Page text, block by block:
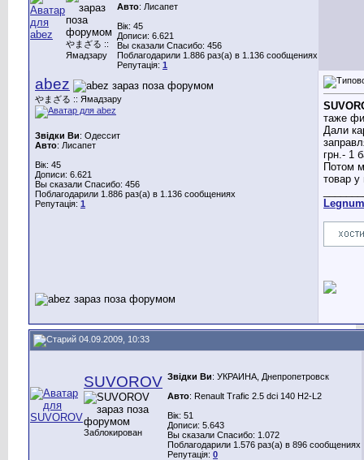
やまざる ::
Ямадзару
Авто: Лисапет
Вік: 45
Дописи: 6.621
Вы сказали Спасибо: 456
Поблагодарили 1.886 раз(а) в 1.136 сообщениях
Репутація: 1
abez
やまざる :: Ямадзару
Звідки Ви: Одессит
Авто: Лисапет
Вік: 45
Дописи: 6.621
Вы сказали Спасибо: 456
Поблагодарили 1.886 раз(а) в 1.136 сообщениях
Репутація: 1
таже
Дали
грн.- 1
Потом
товар у
Legnum
04.09.2009, 10:33
SUVOROV
Заблокирован
Звідки Ви: УКРАИНА, Днепропетровск
Авто: Renault Trafic 2.5 dci 140 H2-L2
Вік: 51
Дописи: 5.643
Вы сказали Спасибо: 1.072
Поблагодарили 1.576 раз(а) в 896 сообщениях
Репутація: 0